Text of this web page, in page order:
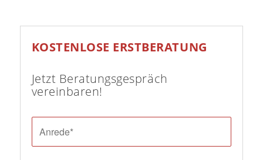
KOSTENLOSE ERSTBERATUNG
Jetzt Beratungsgespräch
vereinbaren!